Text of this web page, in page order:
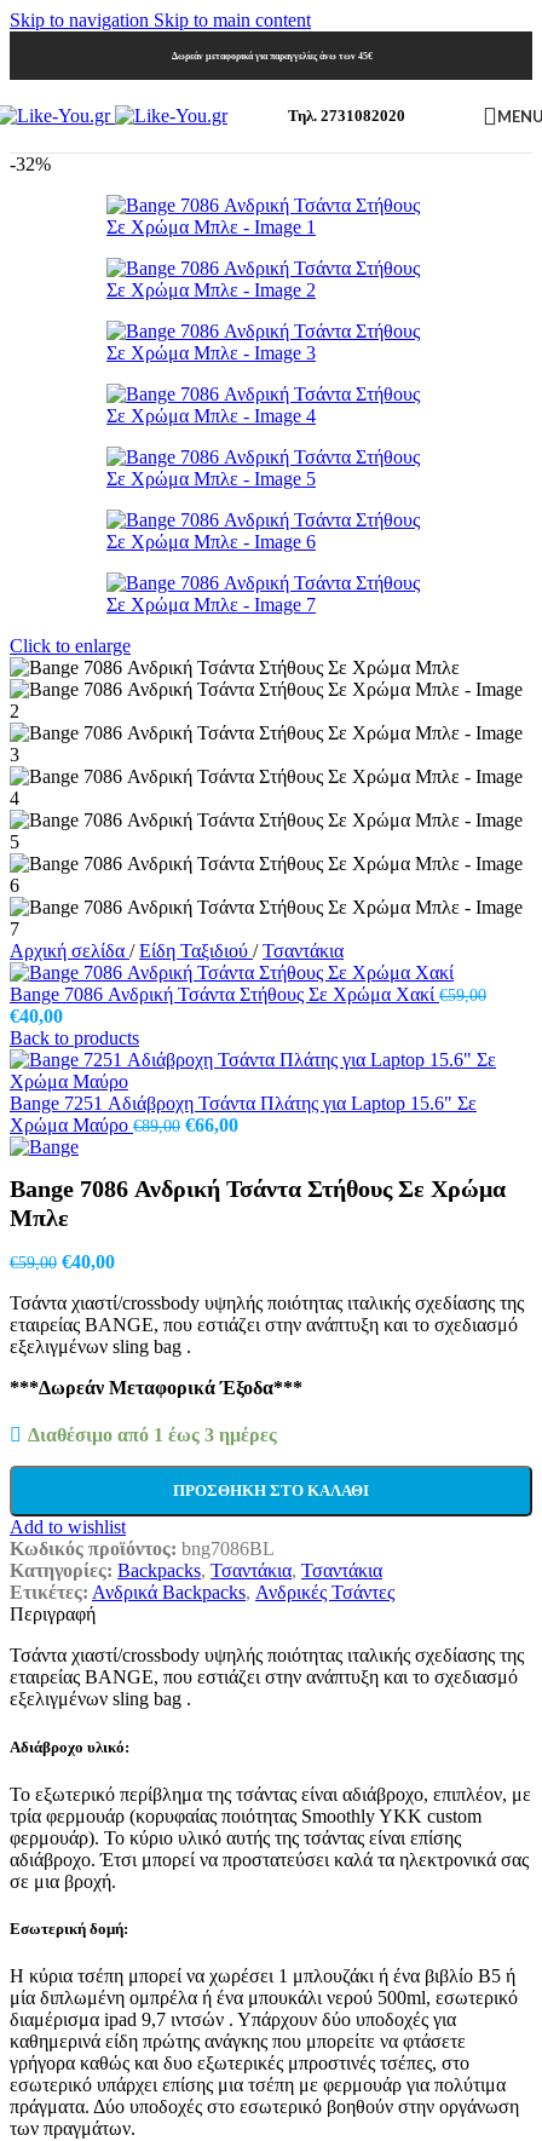
Skip to navigation Skip to main content
Δωρεάν μεταφορικά για παραγγελίες άνω των 45€
Τηλ. 2731082020
-32%
Click to enlarge
Αρχική σελίδα / Είδη Ταξιδιού / Τσαντάκια
Bange 7086 Ανδρική Τσάντα Στήθους Σε Χρώμα Χακί €59,00
Original
price
was:
€59,00.
€40,00Η
τρέχουσα
τιμή
είναι:
€40,00.
Back to products
Bange 7251 Αδιάβροχη Τσάντα Πλάτης για Laptop 15.6" Σε
Χρώμα Μαύρο €89,00 Original
€89,00.
€66,00Η
είναι:
Bange 7086 Ανδρική Τσάντα Στήθους Σε Χρώμα
Μπλε
€59,00 Original
was:
€59,00.
€40,00Η
τιμή
είναι:
€40,00.
Τσάντα χιαστί/crossbody υψηλής ποιότητας ιταλικής σχεδίασης της
εταιρείας BANGE, που εστιάζει στην ανάπτυξη και το σχεδιασμό
εξελιγμένων sling bag .
***Δωρεάν Μεταφορικά Έξοδα***
Διαθέσιμο από 1 έως 3 ημέρες
ΠΡΟΣΘΉΚΗ ΣΤΟ ΚΑΛΆΘΙ
Add to wishlist
Κωδικός προϊόντος: bng7086BL
Κατηγορίες: Backpacks, Τσαντάκια, Τσαντάκια
Ετικέτες: Ανδρικά Backpacks, Ανδρικές Τσάντες
Περιγραφή
Τσάντα χιαστί/crossbody υψηλής ποιότητας ιταλικής σχεδίασης της
εταιρείας BANGE, που εστιάζει στην ανάπτυξη και το σχεδιασμό
εξελιγμένων sling bag .
Αδιάβροχο υλικό:
Το εξωτερικό περίβλημα της τσάντας είναι αδιάβροχο, επιπλέον, με
τρία φερμουάρ (κορυφαίας ποιότητας Smoothly YKK custom
φερμουάρ). Το κύριο υλικό αυτής της τσάντας είναι επίσης
αδιάβροχο. Έτσι μπορεί να προστατεύσει καλά τα ηλεκτρονικά σας
σε μια βροχή.
Εσωτερική δομή:
Η κύρια τσέπη μπορεί να χωρέσει 1 μπλουζάκι ή ένα βιβλίο Β5 ή
μία διπλωμένη ομπρέλα ή ένα μπουκάλι νερού 500ml, εσωτερικό
διαμέρισμα ipad 9,7 ιντσών . Υπάρχουν δύο υποδοχές για
καθημερινά είδη πρώτης ανάγκης που μπορείτε να φτάσετε
γρήγορα καθώς και δυο εξωτερικές μπροστινές τσέπες, στο
εσωτερικό υπάρχει επίσης μια τσέπη με φερμουάρ για πολύτιμα
πράγματα. Δύο υποδοχές στο εσωτερικό βοηθούν στην οργάνωση
των πραγμάτων.